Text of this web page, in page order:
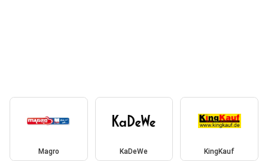
Magro KaDeWe KingKauf